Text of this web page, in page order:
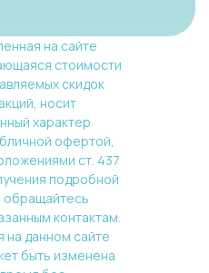
на сайте
стоимости
скидок
носит
характер
офертой,
ст. 437
подробной
контактам.
на данном сайте
быть изменена